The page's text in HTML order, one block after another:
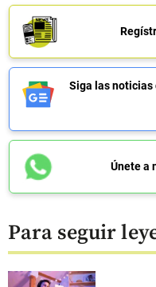
Siga las noticias
Únete a
Para seguir